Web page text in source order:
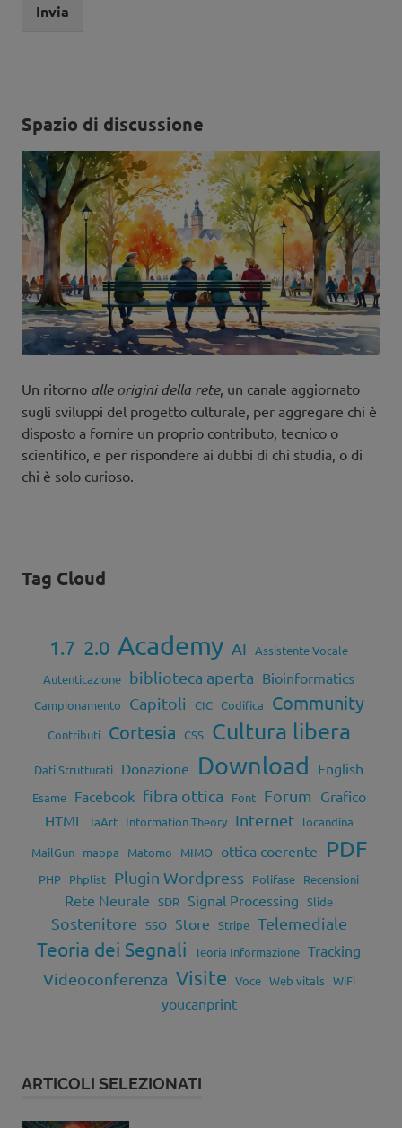
Invia
Spazio di discussione
Un ritorno alle origini della rete, un canale aggiornato
sugli sviluppi del progetto culturale, per aggregare chi è
disposto a fornire un proprio contributo, tecnico o
scientifico, e per rispondere ai dubbi di chi studia, o di
chi è solo curioso.
Tag Cloud
1.7 2.0 Academy AI Assistente Vocale
Autenticazione biblioteca aperta Bioinformatics
Campionamento Capitoli CIC Codifica Community
Contributi Cortesia CSS Cultura libera
Dati Strutturati Donazione Download English
Esame Facebook fibra ottica Font Forum Grafico
HTML
IaArt Information Theory Internet
locandina
MailGun
mappa Matomo MIMO ottica coerente PDF
PHP Phplist Plugin Wordpress Polifase Recensioni
Rete Neurale SDR Signal Processing Slide
Sostenitore SSO Store Stripe Telemediale
Teoria dei Segnali Teoria Informazione Tracking
Videoconferenza Visite Voce Web vitals WiFi
youcanprint
ARTICOLI SELEZIONATI